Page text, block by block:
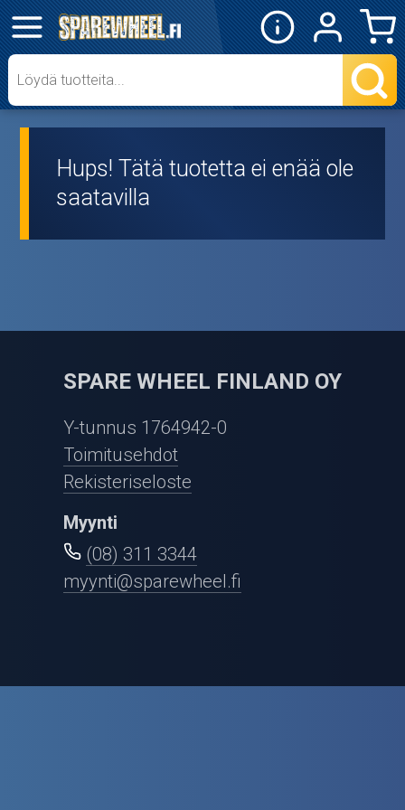
✕
Mopon osat
Skootterin osat
Crossipyörän osat
Ajovarusteet
Nastarenkaat
Renkaat ja vanteet
Öljyt ja kemikaalit
Outlet-tuotteet
Hups! Tätä tuotetta ei enää ole
saatavilla
SPARE WHEEL FINLAND OY
Y-tunnus 1764942-0
Toimitusehdot
Rekisteriseloste
Myynti
(08) 311 3344
myynti@sparewheel.fi